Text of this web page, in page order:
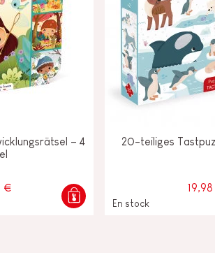
– 4
€
20-teiliges
En stock